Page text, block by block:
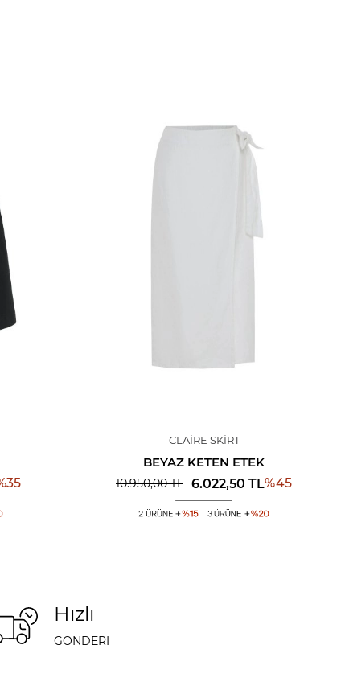
35
CLAIRE SKIRT
BEYAZ KETEN ETEK
10.950,00TL 6.022,50 TL%45
Hızlı
GÖNDERİ